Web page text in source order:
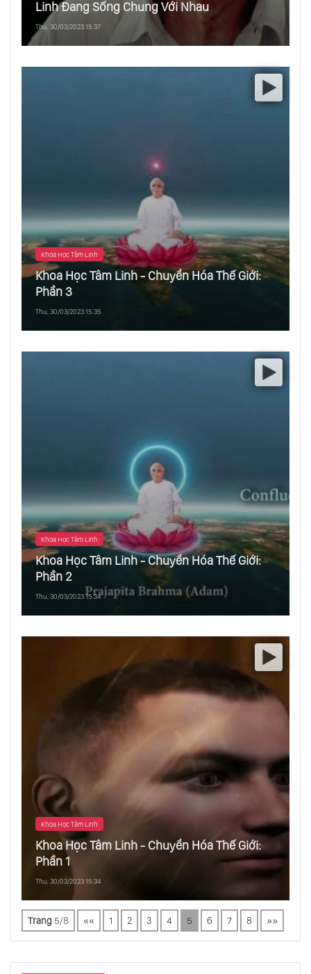
Linh Đang Sống Chung Với Nhau
Thu, 30/03/2023 15:37
Khoa Học Tâm Linh
Khoa Học Tâm Linh - Chuyển Hóa Thế Giới:
Phần 3
Thu, 30/03/2023 15:35
Khoa Học Tâm Linh
Khoa Học Tâm Linh - Chuyển Hóa Thế Giới:
Phần 2
Thu, 30/03/2023 15:34
Khoa Học Tâm Linh
Khoa Học Tâm Linh - Chuyển Hóa Thế Giới:
Phần 1
Thu, 30/03/2023 15:34
Trang 5/8 «« 1 2 3 4 5 6 7 8 »»